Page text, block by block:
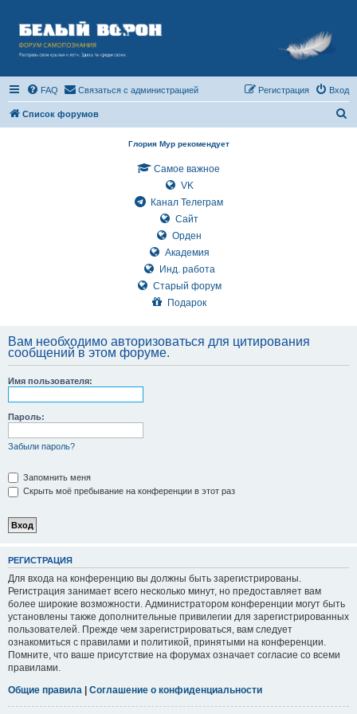
FAQ Связаться с администрацией Вход
Регистрация
Список форумов
Глория Мур рекомендует
Самое важное
VK
Канал Телеграм
Сайт
Орден
Академия
Инд. работа
Старый форум
Подарок
Вам необходимо авторизоваться для цитирования
сообщений в этом форуме.
Имя пользователя:
Пароль:
Забыли пароль?
Запомнить меня
Скрыть моё пребывание на конференции в этот раз
РЕГИСТРАЦИЯ
Для входа на конференцию вы должны быть зарегистрированы.
Регистрация занимает всего несколько минут, но предоставляет вам
более широкие возможности. Администратором конференции могут быть
установлены также дополнительные привилегии для зарегистрированных
пользователей. Прежде чем зарегистрироваться, вам следует
ознакомиться с правилами и политикой, принятыми на конференции.
Помните, что ваше присутствие на форумах означает согласие со всеми
правилами.
Общие правила
Соглашение о конфиденциальности